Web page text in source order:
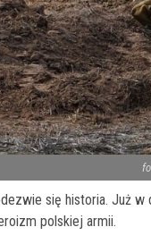
się historia. Już
polskiej armii.